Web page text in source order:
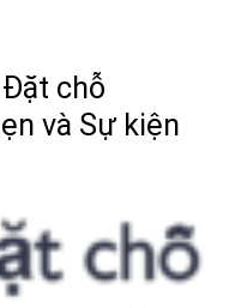
chỗ
và Sự kiện